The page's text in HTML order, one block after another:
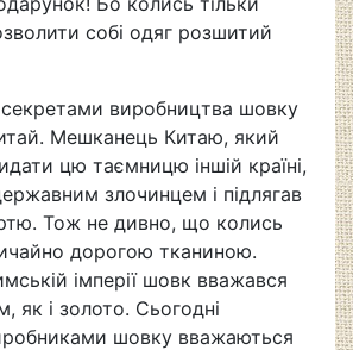
собі одяг розшитий
виробництва шовку
Мешканець Китаю, який
цю таємницю іншій країні,
злочинцем і підлягав
Тож не дивно, що колись
дорогою тканиною.
імперії шовк вважався
як і золото. Сьогодні
шовку вважаються